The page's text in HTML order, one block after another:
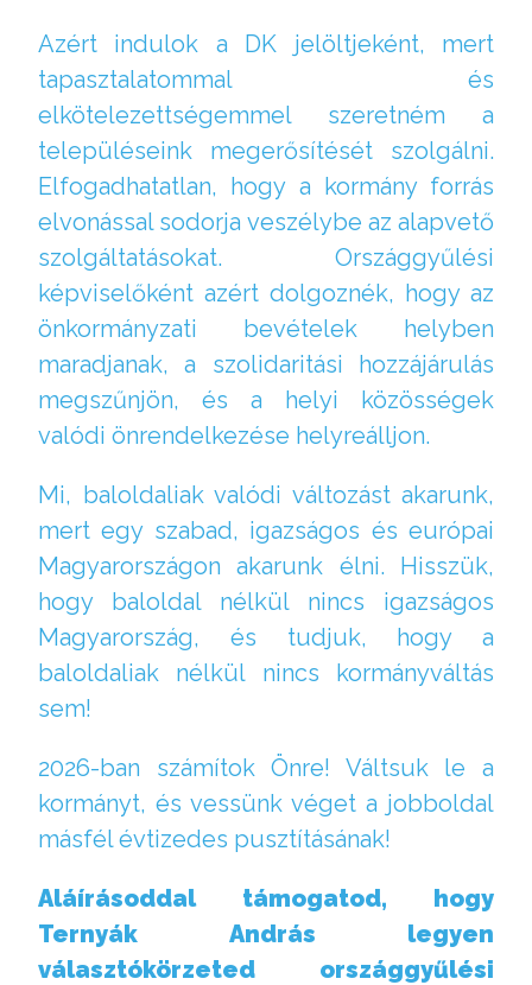
Azért indulok a DK jelöltjeként, mert
tapasztalatommal és
elkötelezettségemmel szeretném a
településeink megerősítését szolgálni.
Elfogadhatatlan, hogy a kormány forrás
elvonással sodorja veszélybe az alapvető
szolgáltatásokat. Országgyűlési
képviselőként azért dolgoznék, hogy az
önkormányzati bevételek helyben
maradjanak, a szolidaritási hozzájárulás
megszűnjön, és a helyi közösségek
valódi önrendelkezése helyreálljon.
Mi, baloldaliak valódi változást akarunk,
mert egy szabad, igazságos és európai
Magyarországon akarunk élni. Hisszük,
hogy baloldal nélkül nincs igazságos
Magyarország, és tudjuk, hogy a
baloldaliak nélkül nincs kormányváltás
sem!
2026-ban számítok Önre! Váltsuk le a
kormányt, és vessünk véget a jobboldal
másfél évtizedes pusztításának!
Aláírásoddal támogatod, hogy
Ternyák András legyen
választókörzeted országgyűlési